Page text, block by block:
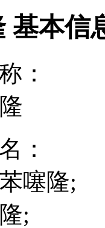
基本信
：
：
噻隆;
;